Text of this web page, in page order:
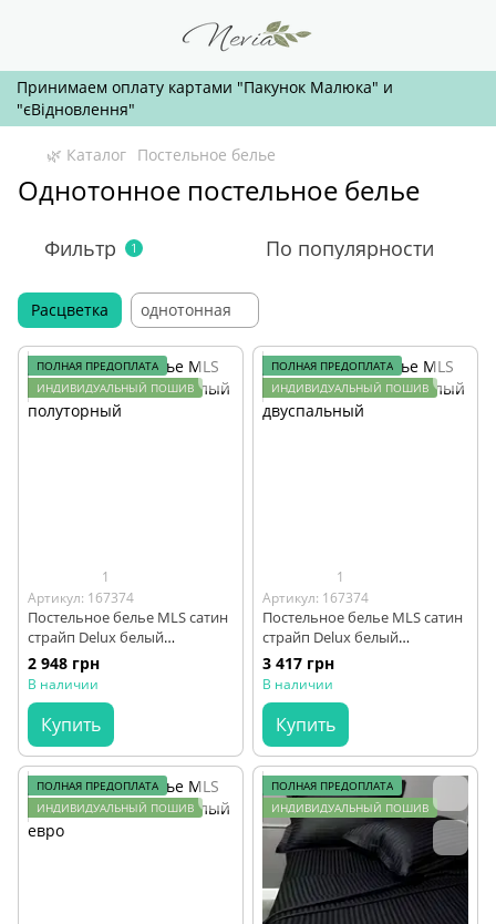
Принимаем оплату картами "Пакунок Малюка" и
"єВідновлення"
🌿 Каталог Постельное белье
Однотонное постельное белье
Фильтр 1 По популярности
Расцветка однотонная
ПОЛНАЯ ПРЕДОПЛАТА
ИНДИВИДУАЛЬНЫЙ ПОШИВ
1
Артикул: 167374
Постельное белье MLS сатин
страйп Delux белый
полуторный
2 948 грн
В наличии
Купить
ПОЛНАЯ ПРЕДОПЛАТА
ИНДИВИДУАЛЬНЫЙ ПОШИВ
1
Артикул: 167374
Постельное белье MLS сатин
страйп Delux белый
двуспальный
3 417 грн
В наличии
Купить
ПОЛНАЯ ПРЕДОПЛАТА
ИНДИВИДУАЛЬНЫЙ ПОШИВ
ПОЛНАЯ ПРЕДОПЛАТА
ИНДИВИДУАЛЬНЫЙ ПОШИВ